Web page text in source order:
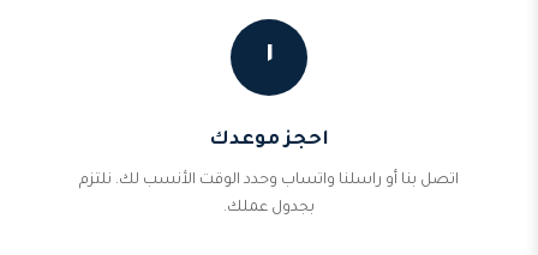
١
احجز موعدك
اتصل بنا أو راسلنا واتساب وحدد الوقت الأنسب لك. نلتزم
بجدول عملك.